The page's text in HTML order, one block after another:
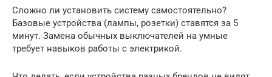
Сложно ли установить систему самостоятельно?
Базовые устройства (лампы, розетки) ставятся за 5
минут. Замена обычных выключателей на умные
требует навыков работы с электрикой.